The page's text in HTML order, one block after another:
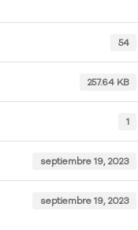
54
257.64 KB
1
septiembre 19, 2023
septiembre 19, 2023